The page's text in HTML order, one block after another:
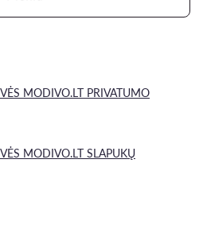
MODIVO.LT PRIVATUMO
MODIVO.LT SLAPUKŲ